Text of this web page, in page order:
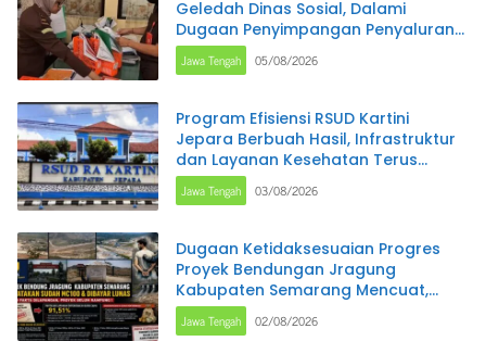
Geledah Dinas Sosial, Dalami
Dugaan Penyimpangan Penyaluran
Program PKH
Jawa Tengah 05/08/2026
Program Efisiensi RSUD Kartini
Jepara Berbuah Hasil, Infrastruktur
dan Layanan Kesehatan Terus
Ditingkatkan
Jawa Tengah 03/08/2026
Dugaan Ketidaksesuaian Progres
Proyek Bendungan Jragung
Kabupaten Semarang Mencuat,
Administrasi Disebut MC 100 Persen,
Pantauan Lapangan Diperkirakan
Jawa Tengah 02/08/2026